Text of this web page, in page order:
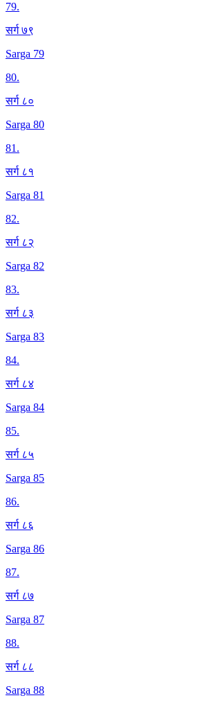
79.
सर्ग ७९
Sarga 79
80.
सर्ग ८०
Sarga 80
81.
सर्ग ८१
Sarga 81
82.
सर्ग ८२
Sarga 82
83.
सर्ग ८३
Sarga 83
84.
सर्ग ८४
Sarga 84
85.
सर्ग ८५
Sarga 85
86.
सर्ग ८६
Sarga 86
87.
सर्ग ८७
Sarga 87
88.
सर्ग ८८
Sarga 88